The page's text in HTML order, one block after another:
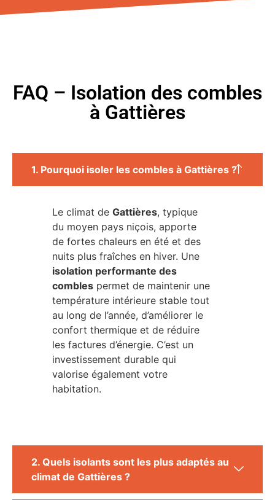
FAQ – Isolation des combles
à Gattières
1. Pourquoi isoler les combles à Gattières ?
Le climat de Gattières, typique
du moyen pays niçois, apporte
de fortes chaleurs en été et des
nuits plus fraîches en hiver. Une
isolation performante des
combles permet de maintenir une
température intérieure stable tout
au long de l’année, d’améliorer le
confort thermique et de réduire
les factures d’énergie. C’est un
investissement durable qui
valorise également votre
habitation.
2. Quels isolants sont les plus adaptés au
climat de Gattières ?